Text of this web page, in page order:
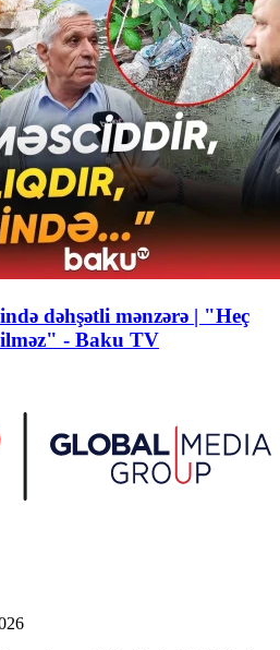
dəhşətli mənzərə | "Heç
- Baku TV